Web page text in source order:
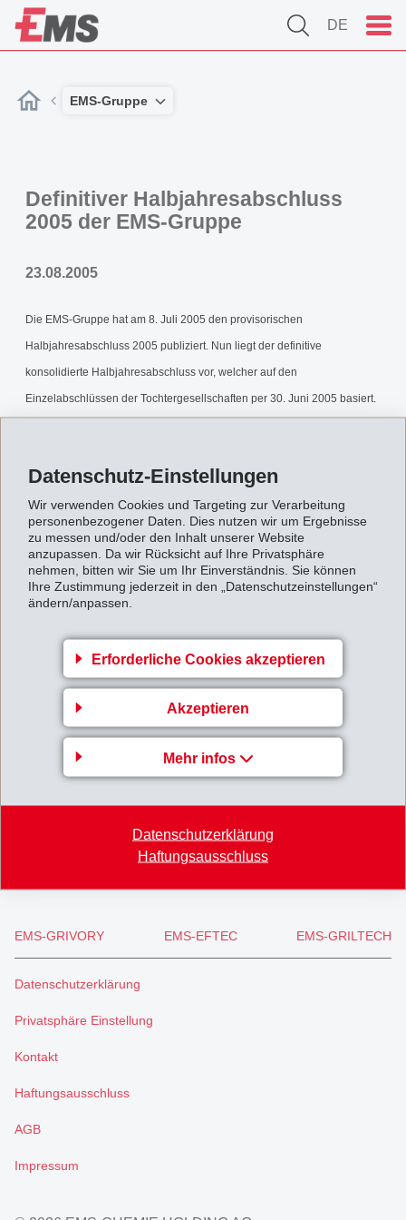
Datenschutz-Einstellungen
Wir verwenden Cookies und Targeting zur Verarbeitung
personenbezogener Daten. Dies nutzen wir um Ergebnisse
zu messen und/oder den Inhalt unserer Website
anzupassen. Da wir Rücksicht auf Ihre Privatsphäre
nehmen, bitten wir Sie um Ihr Einverständnis. Sie können
Ihre Zustimmung jederzeit in den „Datenschutzeinstellungen“
ändern/anpassen.
Erforderliche Cookies akzeptieren
Akzeptieren
Mehr infos
Datenschutzerklärung
Haftungsausschluss
DE
EMS-Gruppe
Definitiver Halbjahresabschluss
2005 der EMS-Gruppe
23.08.2005
Die EMS-Gruppe hat am 8. Juli 2005 den provisorischen
Halbjahresabschluss 2005 publiziert. Nun liegt der definitive
konsolidierte Halbjahresabschluss vor, welcher auf den
Einzelabschlüssen der Tochtergesellschaften per 30. Juni 2005 basiert.
MHalbjahresabschluss2005.pdf
Zurück zur Übersicht
EMS-CHEMIE AG
Via Innovativa 1
7013 Domat/Ems
Switzerland
ems-group.com
EMS-GRIVORY EMS-EFTEC EMS-GRILTECH
Datenschutzerklärung
Privatsphäre Einstellung
Kontakt
Haftungsausschluss
AGB
Impressum